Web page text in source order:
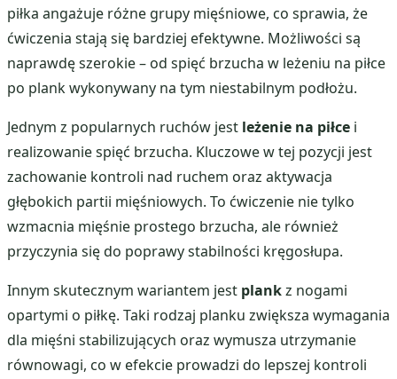
piłka angażuje różne grupy mięśniowe, co sprawia, że
ćwiczenia stają się bardziej efektywne. Możliwości są
naprawdę szerokie – od spięć brzucha w leżeniu na piłce
po plank wykonywany na tym niestabilnym podłożu.
Jednym z popularnych ruchów jest leżenie na piłce i
realizowanie spięć brzucha. Kluczowe w tej pozycji jest
zachowanie kontroli nad ruchem oraz aktywacja
głębokich partii mięśniowych. To ćwiczenie nie tylko
wzmacnia mięśnie prostego brzucha, ale również
przyczynia się do poprawy stabilności kręgosłupa.
Innym skutecznym wariantem jest plankz nogami
opartymi o piłkę. Taki rodzaj planku zwiększa wymagania
dla mięśni stabilizujących oraz wymusza utrzymanie
równowagi, co w efekcie prowadzi do lepszej kontroli